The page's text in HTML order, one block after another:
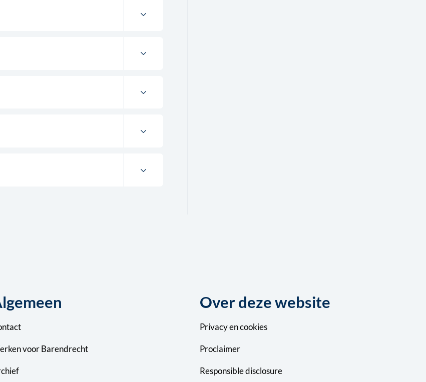
voor Barendrecht
Over deze website
Privacyencookies
Proclaimer
Responsible disclosure